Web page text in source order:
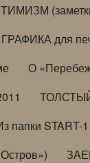
для
О
ТОЛСТЫЙ
папки START-1